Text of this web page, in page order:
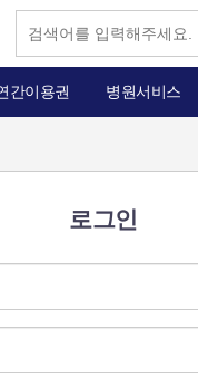
간이용권 병원서비스
로그인